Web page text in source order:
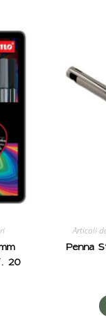
20
Articoli
Penna